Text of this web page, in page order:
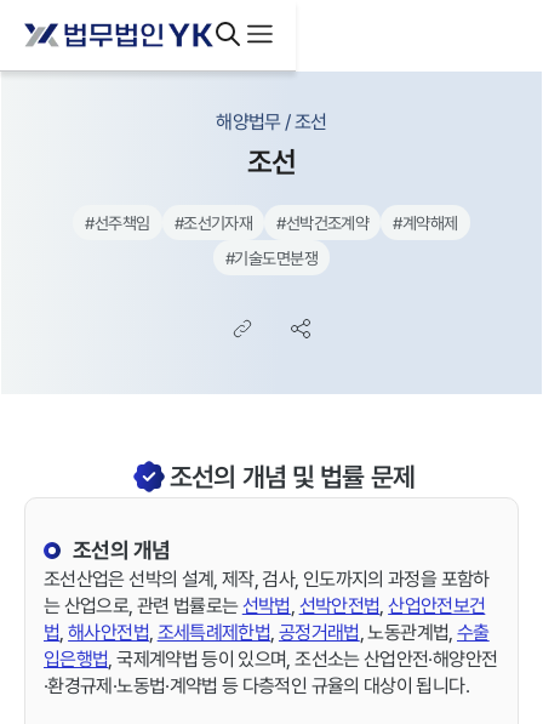
해양법무 / 조선
조선
#선주책임 #조선기자재 #선박건조계약 #계약해제
#기술도면분쟁
조선의 개념 및 법률 문제
조선의 개념
조선산업은 선박의 설계, 제작, 검사, 인도까지의 과정을 포함하
는 산업으로, 관련 법률로는선박법,선박안전법,산업안전보건
법,해사안전법,조세특례제한법,공정거래법, 노동관계법,수출
입은행법, 국제계약법 등이 있으며, 조선소는 산업안전·해양안전
·환경규제·노동법·계약법 등 다층적인 규율의 대상이 됩니다.